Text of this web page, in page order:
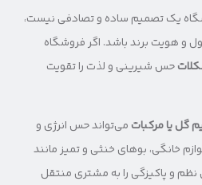
یک تصمیم ساده و تصادفی نیست،
و هویت برند باشد. اگر فروشگاه
حس شیرینی و لذت را تقویت
گل یا مرکباتمی‌تواند حس انرژی و
خانگی، بوهای خنثی و تمیز مانند
و پاکیزگی را به مشتری منتقل